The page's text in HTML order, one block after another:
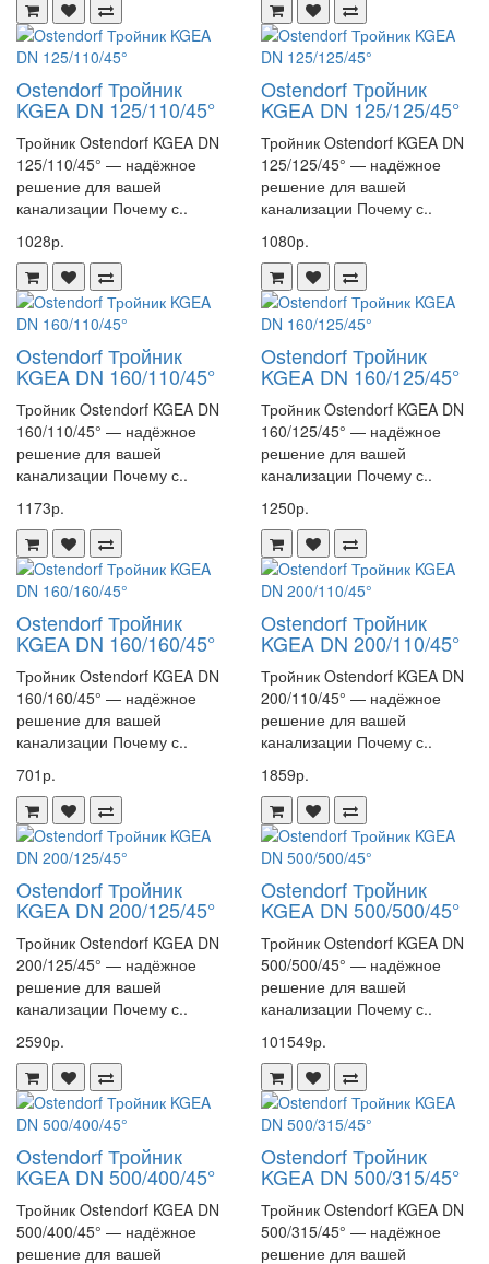
Ostendorf Тройник
KGEA DN 125/110/45°
Тройник Ostendorf KGEA DN
125/110/45° — надёжное
решение для вашей
канализации Почему с..
1028р.
Ostendorf Тройник
KGEA DN 125/125/45°
Тройник Ostendorf KGEA DN
125/125/45° — надёжное
решение для вашей
канализации Почему с..
1080р.
Ostendorf Тройник
KGEA DN 160/110/45°
Тройник Ostendorf KGEA DN
160/110/45° — надёжное
решение для вашей
канализации Почему с..
1173р.
Ostendorf Тройник
KGEA DN 160/125/45°
Тройник Ostendorf KGEA DN
160/125/45° — надёжное
решение для вашей
канализации Почему с..
1250р.
Ostendorf Тройник
KGEA DN 160/160/45°
Тройник Ostendorf KGEA DN
160/160/45° — надёжное
решение для вашей
канализации Почему с..
701р.
Ostendorf Тройник
KGEA DN 200/110/45°
Тройник Ostendorf KGEA DN
200/110/45° — надёжное
решение для вашей
канализации Почему с..
1859р.
Ostendorf Тройник
KGEA DN 200/125/45°
Тройник Ostendorf KGEA DN
200/125/45° — надёжное
решение для вашей
канализации Почему с..
2590р.
Ostendorf Тройник
KGEA DN 500/500/45°
Тройник Ostendorf KGEA DN
500/500/45° — надёжное
решение для вашей
канализации Почему с..
101549р.
Ostendorf Тройник
KGEA DN 500/400/45°
Тройник Ostendorf KGEA DN
500/400/45° — надёжное
решение для вашей
Ostendorf Тройник
KGEA DN 500/315/45°
Тройник Ostendorf KGEA DN
500/315/45° — надёжное
решение для вашей